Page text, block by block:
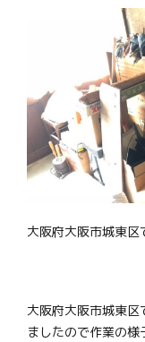
大阪府大阪市城東区
大阪府大阪市城東区
ましたので作業の様